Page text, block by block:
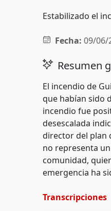
Estabilizado el
Fecha: 09/06/
Resumen
El incendio de
que habían sido
incendio fue
desescalada
director del plan
no representa
comunidad,
emergencia ha
Transcripciones